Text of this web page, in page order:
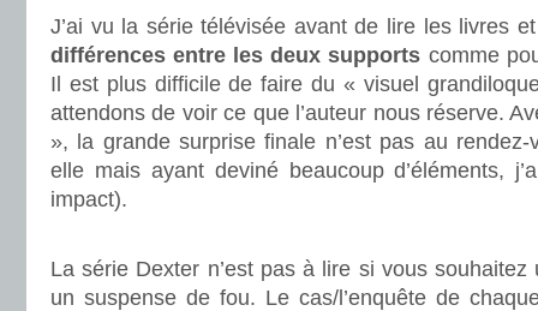
J’ai vu la série télévisée avant de lire les livres
différences entre les deux supports comme
Il est plus difficile de faire du « visuel
attendons de voir ce que l’auteur nous réserve.
», la grande surprise finale n’est pas au rendez-
elle mais ayant deviné beaucoup d’éléments,
impact).
La série Dexter n’est pas à lire si vous
un suspense de fou. Le cas/l’enquête de